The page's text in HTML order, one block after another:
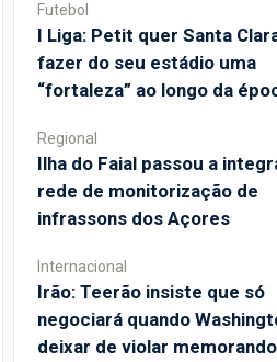
Futebol
I Liga: Petit quer Santa
fazer do seu estádio uma
“fortaleza” ao longo da
Regional
Ilha do Faial passou a
rede de monitorização de
infrassons dos Açores
Internacional
Irão: Teerão insiste que só
negociará quando
deixar de violar